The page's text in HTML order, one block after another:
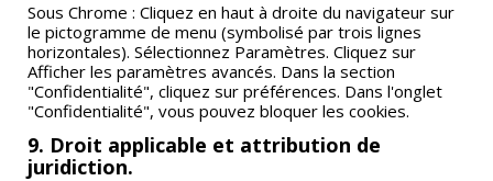
Sous Chrome : Cliquez en haut à droite du navigateur sur
le pictogramme de menu (symbolisé par trois lignes
horizontales). Sélectionnez Paramètres. Cliquez sur
Afficher les paramètres avancés. Dans la section
"Confidentialité", cliquez sur préférences. Dans l'onglet
"Confidentialité", vous pouvez bloquer les cookies.
9. Droit applicable et attribution de
juridiction.